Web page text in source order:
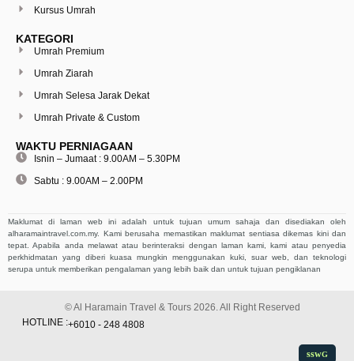
Kursus Umrah
KATEGORI
Umrah Premium
Umrah Ziarah
Umrah Selesa Jarak Dekat
Umrah Private & Custom
WAKTU PERNIAGAAN
Isnin – Jumaat : 9.00AM – 5.30PM
Sabtu : 9.00AM – 2.00PM
Maklumat di laman web ini adalah untuk tujuan umum sahaja dan disediakan oleh
alharamaintravel.com.my. Kami berusaha memastikan maklumat sentiasa dikemas kini dan
tepat. Apabila anda melawat atau berinteraksi dengan laman kami, kami atau penyedia
perkhidmatan yang diberi kuasa mungkin menggunakan kuki, suar web, dan teknologi
serupa untuk memberikan pengalaman yang lebih baik dan untuk tujuan pengiklanan
© Al Haramain Travel & Tours 2026. All Right Reserved
HOTLINE :+6010 - 248 4808
sswG